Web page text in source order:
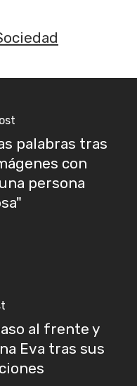
palabras tras
con
persona
al frente y
Eva tras sus